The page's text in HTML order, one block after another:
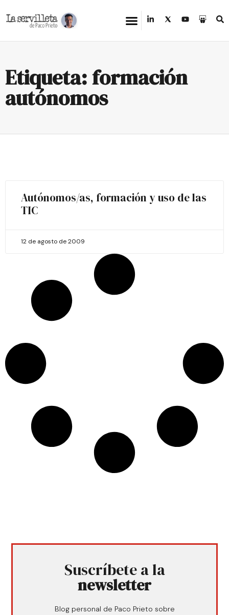
Etiqueta: formación
autónomos
Autónomos/as, formación y uso de las
TIC
12 de agosto de 2009
Suscríbete a la
newsletter
Blog personal de Paco Prieto sobre